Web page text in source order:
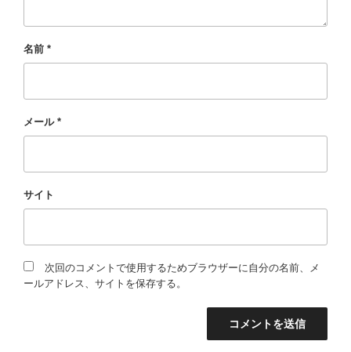
名前 *
メール *
サイト
次回のコメントで使用するためブラウザーに自分の名前、メ
ールアドレス、サイトを保存する。